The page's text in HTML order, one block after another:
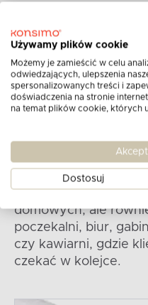
Piękna i wygodna
istnieje podobny
wysoki komfort
ozdobą i przetrwa
Wysokiej jakości
czy wykonanie nóżek
komfort. Sofa ma
lekkości, która z
gustu fanom
Nadaje się nie tylko
domowych, ale
poczekalni, biur,
czy kawiarni, gdzie
czekać w kolejce.
Używamy plików cookie
Możemy je zamieścić w celu
odwiedzających, ulepszenia
spersonalizowanych treści i
doświadczenia na stronie
na temat plików cookie, których
Dostosuj